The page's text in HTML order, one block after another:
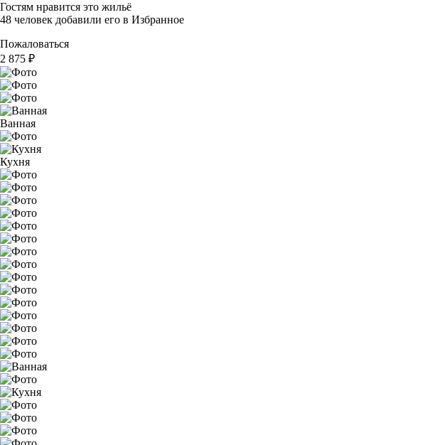
Гостям нравится это жильё
48 человек добавили его в Избранное
Пожаловаться
2 875 ₽
Ванная
Кухня